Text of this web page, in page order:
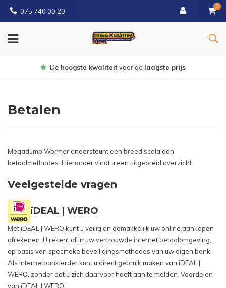
075 740 00 20
0
Gratisbezorgd vanaf € 150
Betalen
Megadump Wormer ondersteunt een breed scala aan
betaalmethodes. Hieronder vindt u een uitgebreid overzicht.
Veelgestelde vragen
iDEAL | WERO
Met iDEAL | WERO kunt u veilig en gemakkelijk uw online aankopen
afrekenen. U rekent af in uw vertrouwde internet betaalomgeving,
op basis van specifieke beveiligingsmethodes van uw eigen bank.
Als internetbankierder kunt u direct gebruik maken van iDEAL |
WERO, zonder dat u zich daarvoor hoeft aan te melden. Voordelen
van iDEAL | WERO: